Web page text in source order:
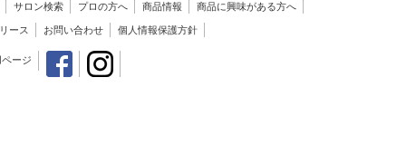
サロン検索 プロの方へ 商品情報 商品に興味がある方へ
ース お問い合わせ 個人情報保護方針
ージ